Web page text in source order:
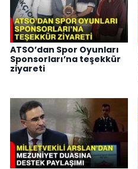
ATSO’dan Spor Oyunları
Sponsorları’na teşekkür
ziyareti